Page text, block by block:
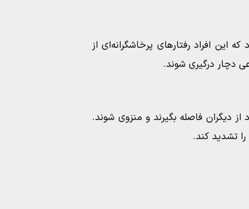
افراد رفتارهای پرخاشگرانه‌ای از
دچار درگیری شوند.
دیگران فاصله بگیرند و منزوی شوند.
را تشدید کند.